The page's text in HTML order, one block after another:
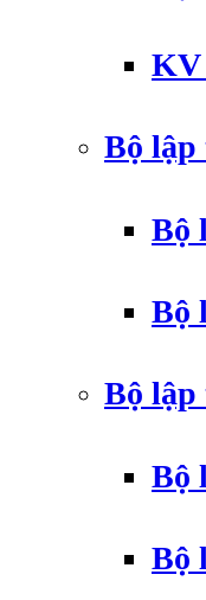
KV
Bộ
Bộ
Bộ
Bộ
Bộ
Bộ